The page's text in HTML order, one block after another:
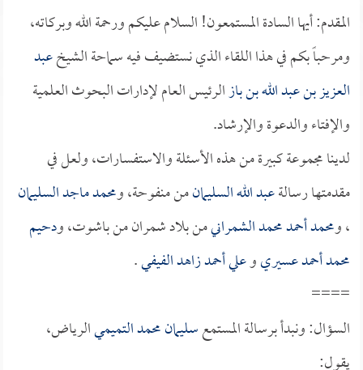
المقدم: أيها السادة المستمعون! السلام عليكم ورحمة الله وبركاته،
ومرحباً بكم في هذا اللقاء الذي نستضيف فيه سماحة الشيخعبد
العزيز بن عبد الله بن بازالرئيس العام لإدارات البحوث العلمية
والإفتاء والدعوة والإرشاد.
لدينا مجموعة كبيرة من هذه الأسئلة والاستفسارات، ولعل في
مقدمتها رسالةعبد الله السليمانمن منفوحة، ومحمد ماجد السليمان
، ومحمد أحمد محمد الشمرانيمن بلاد شمران من باشوت، ودحيم
محمد أحمد عسيريوعلي أحمد زاهد الفيفي.
====
السؤال: ونبدأ برسالة المستمعسليمان محمد التميميالرياض،